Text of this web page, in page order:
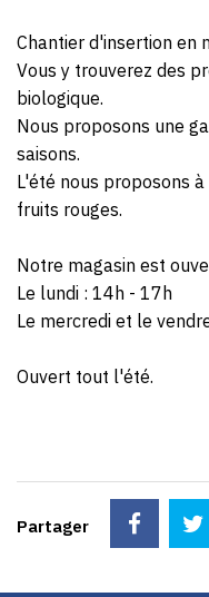
Chantier d'insertion en
Vous y trouverez des
biologique.
Nous proposons une
saisons.
L'été nous proposons
fruits rouges.
Notre magasin est
Le lundi : 14h - 17h
Le mercredi et le
Ouvert tout l'été.
Partager